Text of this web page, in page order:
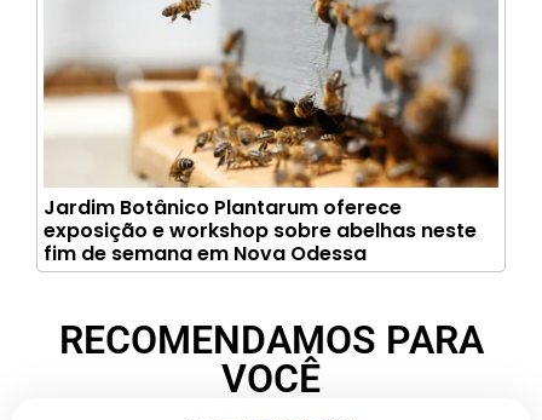
Jardim Botânico Plantarum oferece
exposição e workshop sobre abelhas neste
fim de semana em Nova Odessa
RECOMENDAMOS PARA
VOCÊ